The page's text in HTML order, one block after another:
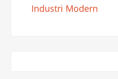
Industri Modern